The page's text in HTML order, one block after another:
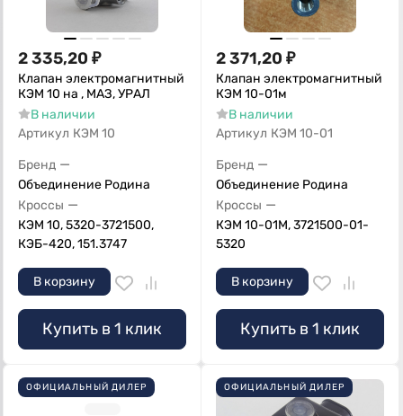
2 335,20 ₽
Клапан электромагнитный
КЭМ 10 на , МАЗ, УРАЛ
В наличии
Артикул КЭМ 10
Бренд —
Объединение Родина
Кроссы —
КЭМ 10, 5320-3721500,
КЭБ-420, 151.3747
В корзину
Купить в 1 клик
2 371,20 ₽
Клапан электромагнитный
КЭМ 10-01м
В наличии
Артикул КЭМ 10-01
Бренд —
Объединение Родина
Кроссы —
КЭМ 10-01М, 3721500-01-
5320
В корзину
Купить в 1 клик
ОФИЦИАЛЬНЫЙ ДИЛЕР ОФИЦИАЛЬНЫЙ ДИЛЕР